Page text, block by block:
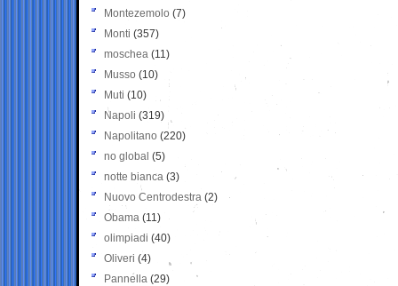
Montezemolo (7)
Monti (357)
moschea (11)
Musso (10)
Muti (10)
Napoli (319)
Napolitano (220)
no global (5)
notte bianca (3)
Nuovo Centrodestra (2)
Obama (11)
olimpiadi (40)
Oliveri (4)
Pannella (29)